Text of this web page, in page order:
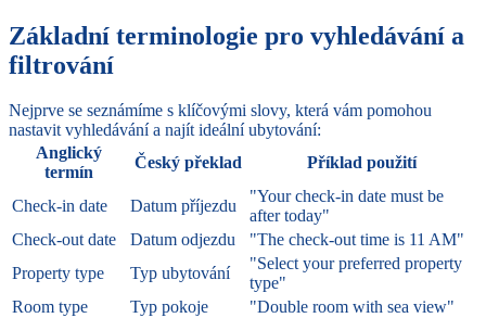
Základní terminologie pro vyhledávání a
filtrování
Nejprve se seznámíme s klíčovými slovy, která vám pomohou
nastavit vyhledávání a najít ideální ubytování:
Anglický
termín
Český překlad Příklad použití
Check-in date Datum příjezdu
"Your check-in date must be
after today"
Check-out date
Datum odjezdu
"The check-out time is 11 AM"
Property type
Typ ubytování
"Select your preferred property
type"
Room type
Typ pokoje
"Double room with sea view"